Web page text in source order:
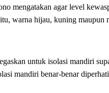
mengatakan agar level
warna hijau, kuning maupun
untuk isolasi mandiri
mandiri benar-benar